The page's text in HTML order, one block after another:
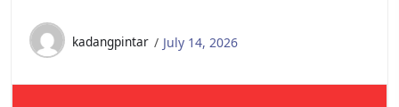
kadangpintar July 14, 2026